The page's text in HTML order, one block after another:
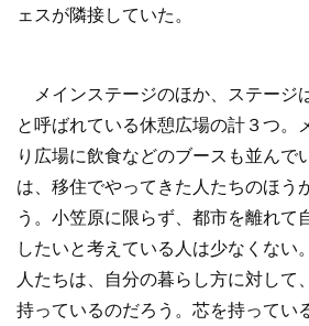
ェスが隣接していた。
メインステージのほか、ステージ
と呼ばれている休憩広場の計３つ。
り広場に飲食などのブースも並んで
は、移住でやってきた人たちのほう
う。小笠原に限らず、都市を離れて
したいと考えている人は少なくない
人たちは、自分の暮らし方に対して
持っているのだろう。芯を持ってい